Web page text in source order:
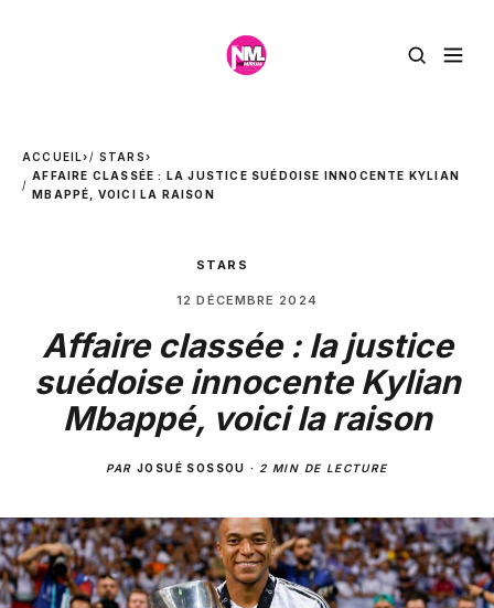
ACCUEIL› STARS›
AFFAIRE CLASSÉE : LA JUSTICE SUÉDOISE INNOCENTE KYLIAN
MBAPPÉ, VOICI LA RAISON
STARS
12 DÉCEMBRE 2024
Affaire classée : la justice
suédoise innocente Kylian
Mbappé, voici la raison
PARJOSUÉ SOSSOU · 2 MIN DE LECTURE